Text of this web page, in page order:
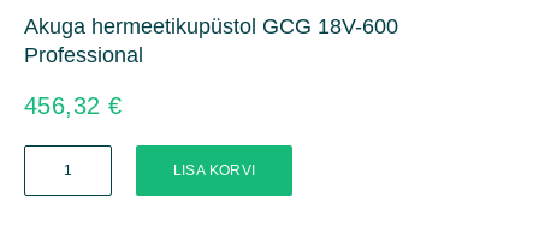
Akuga hermeetikupüstol GCG 18V-600
Professional
456,32 €
hermeetikupüstol
GCG
LISA KORVI